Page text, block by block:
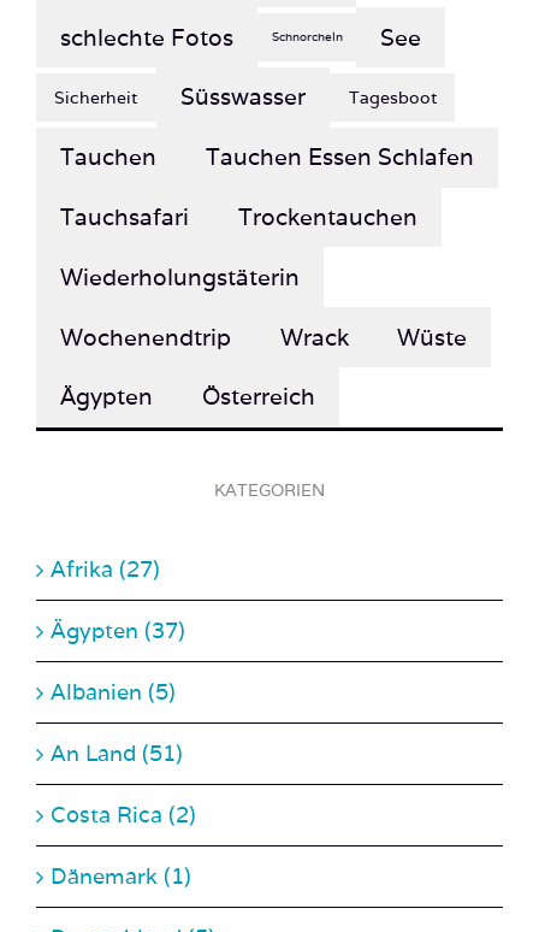
Sicherheit Süsswasser Tagesboot
Tauchen Tauchen Essen Schlafen
Tauchsafari Trockentauchen
Wiederholungstäterin
Wochenendtrip Wrack
Ägypten Österreich
Ägypten (37)
Albanien (5)
An Land (51)
Costa Rica (2)
Dänemark (1)
Deutschland (5)